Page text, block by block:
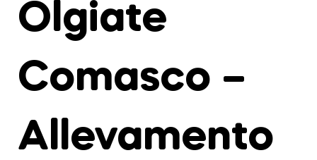
Olgiate
Comasco –
Allevamento